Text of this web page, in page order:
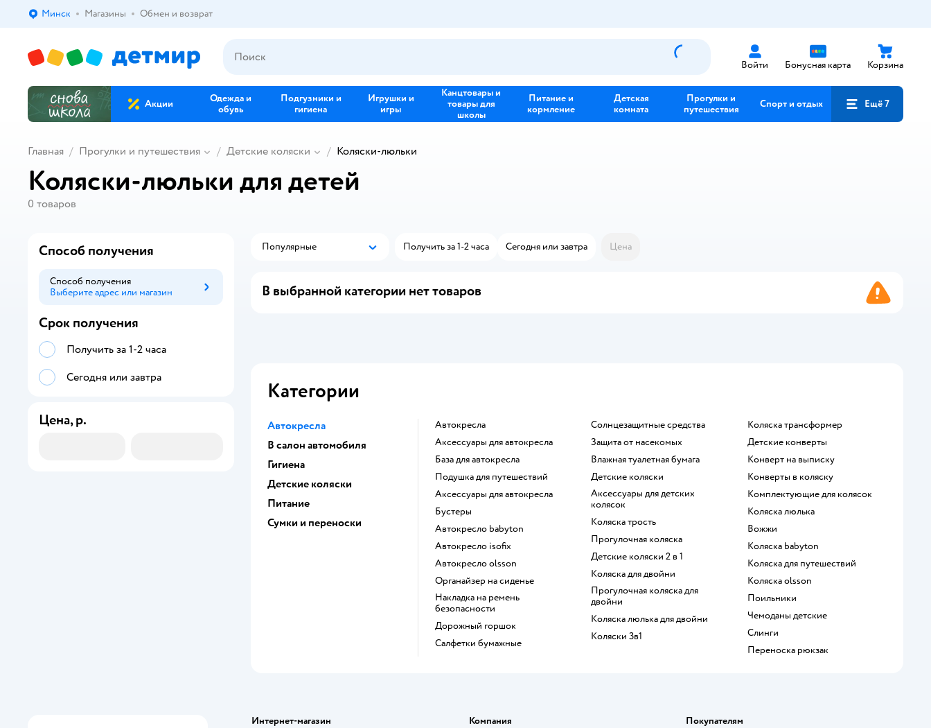
Выбор адреса доставки.
Минск Магазины Обмен и возврат
Войти Бонусная карта Корзина
Акции
Одежда и
обувь
Подгузники и
гигиена
Игрушки и
игры
Канцтовары и
товары для
школы
Питание и
кормление
Детская
комната
Прогулки и
путешествия
Спорт и отдых Ещё 7
Главная Прогулки и путешествия Детские коляски Коляски-люльки
Коляски-люльки для детей
0 товаров
Популярные
Популярные Получить за 1-2 часа Сегодня или завтра Цена
В выбранной категории нет товаров
Категории
Автокресла
В салон автомобиля
Гигиена
Детские коляски
Питание
Сумки и переноски
Автокресла
Аксессуары для автокресла
База для автокресла
Подушка для путешествий
Аксессуары для автокресла
Бустеры
Автокресло babyton
Автокресло isofix
Автокресло olsson
Органайзер на сиденье
Накладка на ремень
безопасности
Дорожный горшок
Салфетки бумажные
Солнцезащитные средства
Защита от насекомых
Влажная туалетная бумага
Детские коляски
Аксессуары для детских
колясок
Коляска трость
Прогулочная коляска
Детские коляски 2 в 1
Коляска для двойни
Прогулочная коляска для
двойни
Коляска люлька для двойни
Коляски 3в1
Коляска трансформер
Детские конверты
Конверт на выписку
Конверты в коляску
Комплектующие для колясок
Коляска люлька
Вожжи
Коляска babyton
Коляска для путешествий
Коляска olsson
Поильники
Чемоданы детские
Слинги
Переноска рюкзак
Способ получения
Способ получения
Выберите адрес или магазин
Способ получения
Срок получения
Получить за 1-2 часа
Сегодня или завтра
Цена, р.
Интернет-магазин
Компания
Покупателям